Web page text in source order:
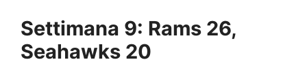
Settimana 9: Rams 26,
Seahawks 20